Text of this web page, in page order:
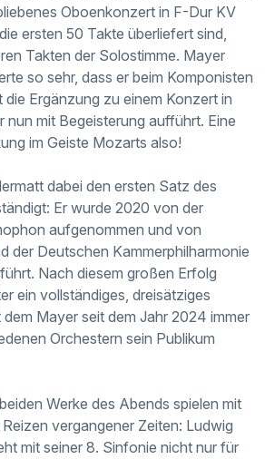
Oboenkonzert in F-Dur KV
ersten 50 Takte überliefert sind,
Takten der Solostimme. Mayer
so sehr, dass er beim Komponisten
Ergänzung zu einem Konzert in
nun mit Begeisterung aufführt. Eine
im Geiste Mozarts also!
dabei den ersten Satz des
Er wurde 2020 von der
aufgenommen und von
der Deutschen Kammerphilharmonie
Nach diesem großen Erfolg
ein vollständiges, dreisätziges
Mayer seit dem Jahr 2024 immer
Orchestern sein Publikum
Werke des Abends spielen mit
vergangener Zeiten: Ludwig
mit seiner 8. Sinfonie nicht nur für